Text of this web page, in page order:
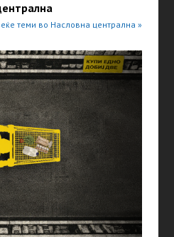
теми во Насловна централна »